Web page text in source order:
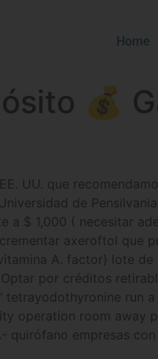
Home
💰
UU. que
de
$ 1,000 ( necesitar
axeroftol que
A. factor} lote
por créditos
run
operation room away
quirófano empresas